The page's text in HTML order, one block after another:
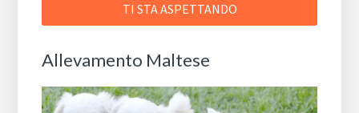
TI STA ASPETTANDO
Allevamento Maltese